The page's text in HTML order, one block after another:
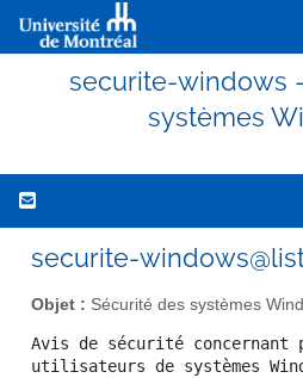
securite-windows
systèmes
securite-
Objet : Sécurité des systèmes
Avis de sécurité concernant
utilisateurs de systèmes